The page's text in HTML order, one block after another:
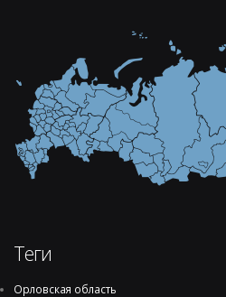
Теги
Орловская область